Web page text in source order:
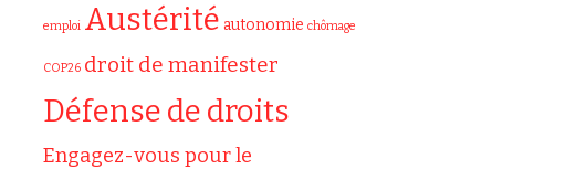
emploi Austérité autonomie chômage
COP26 droit de manifester
Défense de droits
Engagez-vous pour le